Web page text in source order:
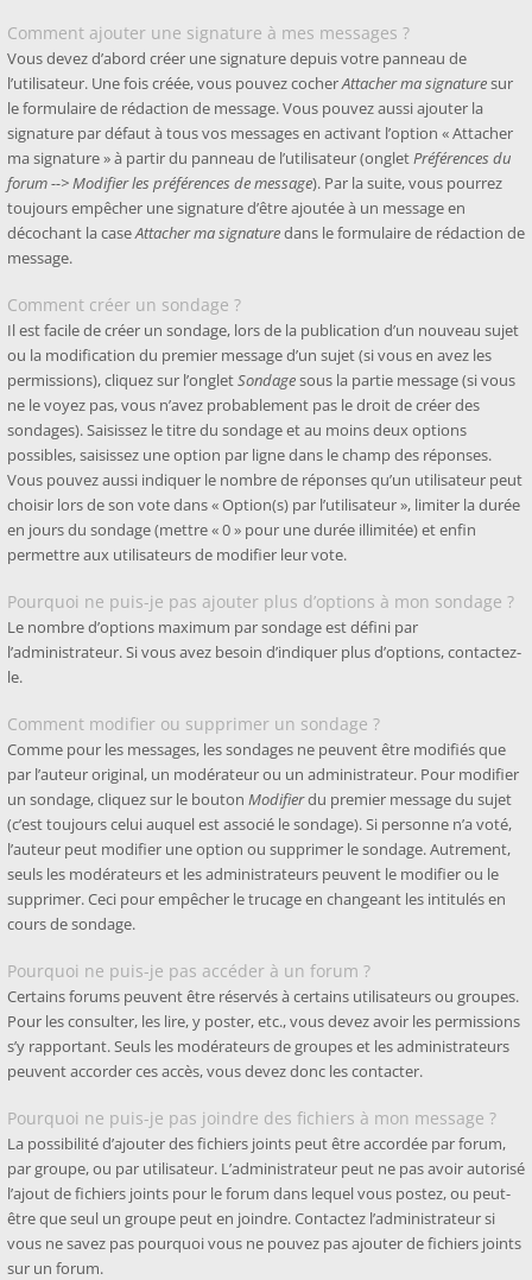
Comment ajouter une signature à mes messages ?
Vous devez d’abord créer une signature depuis votre panneau de
l’utilisateur. Une fois créée, vous pouvez cocherAttacher ma signaturesur
le formulaire de rédaction de message. Vous pouvez aussi ajouter la
signature par défaut à tous vos messages en activant l’option « Attacher
ma signature » à partir du panneau de l’utilisateur (ongletPréférences du
forum --> Modifier les préférences de message). Par la suite, vous pourrez
toujours empêcher une signature d’être ajoutée à un message en
décochant la caseAttacher ma signaturedans le formulaire de rédaction de
message.
Comment créer un sondage ?
Il est facile de créer un sondage, lors de la publication d’un nouveau sujet
ou la modification du premier message d’un sujet (si vous en avez les
permissions), cliquez sur l’ongletSondagesous la partie message (si vous
ne le voyez pas, vous n’avez probablement pas le droit de créer des
sondages). Saisissez le titre du sondage et au moins deux options
possibles, saisissez une option par ligne dans le champ des réponses.
Vous pouvez aussi indiquer le nombre de réponses qu’un utilisateur peut
choisir lors de son vote dans « Option(s) par l’utilisateur », limiter la durée
en jours du sondage (mettre « 0 » pour une durée illimitée) et enfin
permettre aux utilisateurs de modifier leur vote.
Pourquoi ne puis-je pas ajouter plus d’options à mon sondage ?
Le nombre d’options maximum par sondage est défini par
l’administrateur. Si vous avez besoin d’indiquer plus d’options, contactez-
le.
Comment modifier ou supprimer un sondage ?
Comme pour les messages, les sondages ne peuvent être modifiés que
par l’auteur original, un modérateur ou un administrateur. Pour modifier
un sondage, cliquez sur le bouton Modifierdu premier message du sujet
(c’est toujours celui auquel est associé le sondage). Si personne n’a voté,
l’auteur peut modifier une option ou supprimer le sondage. Autrement,
seuls les modérateurs et les administrateurs peuvent le modifier ou le
supprimer. Ceci pour empêcher le trucage en changeant les intitulés en
cours de sondage.
Pourquoi ne puis-je pas accéder à un forum ?
Certains forums peuvent être réservés à certains utilisateurs ou groupes.
Pour les consulter, les lire, y poster, etc., vous devez avoir les permissions
s’y rapportant. Seuls les modérateurs de groupes et les administrateurs
peuvent accorder ces accès, vous devez donc les contacter.
Pourquoi ne puis-je pas joindre des fichiers à mon message ?
La possibilité d’ajouter des fichiers joints peut être accordée par forum,
par groupe, ou par utilisateur. L’administrateur peut ne pas avoir autorisé
l’ajout de fichiers joints pour le forum dans lequel vous postez, ou peut-
être que seul un groupe peut en joindre. Contactez l’administrateur si
vous ne savez pas pourquoi vous ne pouvez pas ajouter de fichiers joints
sur un forum.